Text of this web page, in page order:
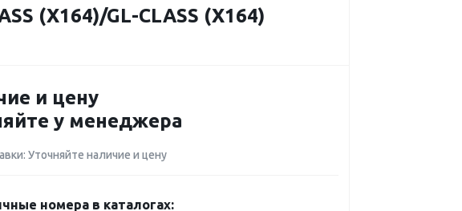
(X164)/GL-CLASS (X164)
и цену
у менеджера
Уточняйте наличие и цену
номера в каталогах: